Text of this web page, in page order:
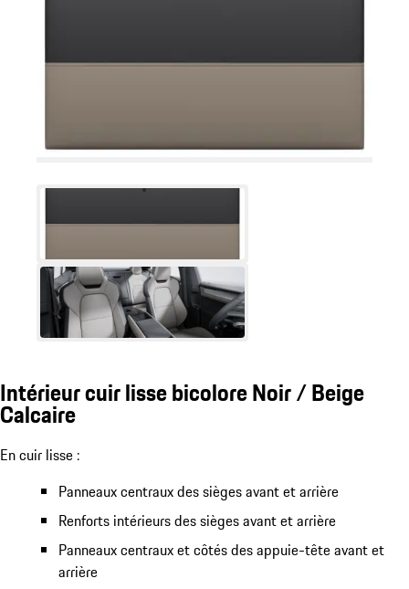
Intérieur cuir lisse bicolore Noir / Beige
Calcaire
En cuir lisse :
Panneaux centraux des sièges avant et arrière
Renforts intérieurs des sièges avant et arrière
Panneaux centraux et côtés des appuie-tête avant et
arrière